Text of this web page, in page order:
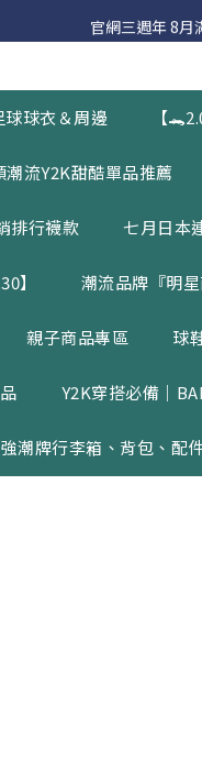
官網三週年 8月
官網三週年 8月
球衣＆周邊 【
流Y2K甜酷單品推薦
排行襪款 七月日本
】 潮流品牌『明星
親子商品專區 球
Y2K穿搭必備｜
潮牌行李箱、背包、配